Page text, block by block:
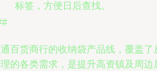
标签，方便日后查找。
百货商行的收纳袋产品线，覆盖
的各类需求，是提升高资镇及周